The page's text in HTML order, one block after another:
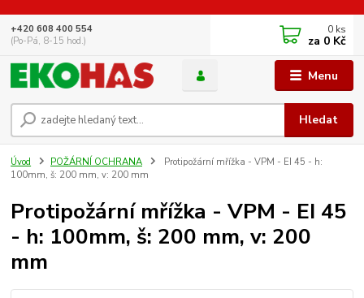
Menu
Hledat
+420 608 400 554
(Po-Pá, 8-15 hod.)
0 ks
za 0 Kč
Úvod POŽÁRNÍ OCHRANA
Protipožární mřížka - VPM - EI 45 - h:
100mm, š: 200 mm, v: 200 mm
Protipožární mřížka - VPM - EI 45
- h: 100mm, š: 200 mm, v: 200
mm